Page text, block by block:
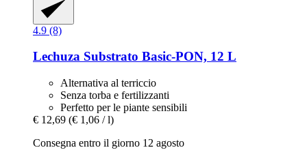
4.9 (8)
Lechuza Substrato Basic-​PON, 12 L
Alternativa al terriccio
Senza torba e fertilizzanti
Perfetto per le piante sensibili
€ 12,69 (€ 1,06 / l)
Consegna entro il giorno 12 agosto